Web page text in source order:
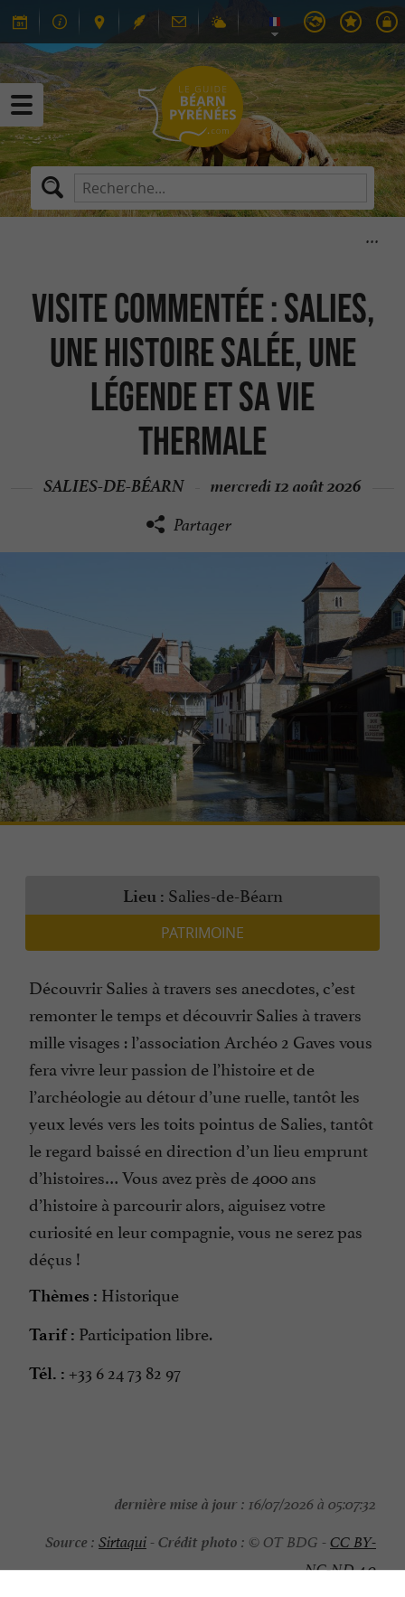
Visite commentée : Salies,
une histoire salée, une
légende et sa vie
thermale
SALIES-DE-BÉARN mercredi 12 août 2026
Partager
Lieu : Salies-de-Béarn
PATRIMOINE
Découvrir Salies à travers ses anecdotes, c’est
remonter le temps et découvrir Salies à travers
mille visages : l’association Archéo 2 Gaves vous
fera vivre leur passion de l’histoire et de
l’archéologie au détour d’une ruelle, tantôt les
yeux levés vers les toits pointus de Salies, tantôt
le regard baissé en direction d’un lieu emprunt
d’histoires… Vous avez près de 4000 ans
d’histoire à parcourir alors, aiguisez votre
curiosité en leur compagnie, vous ne serez pas
déçus !
Thèmes : Historique
Tarif : Participation libre.
Tél. : +33 6 24 73 82 97
dernière mise à jour : 16/07/2026 à 05:07:32
Source : Sirtaqui-Crédit photo : © OT BDG -CC BY-
NC-ND 4.0